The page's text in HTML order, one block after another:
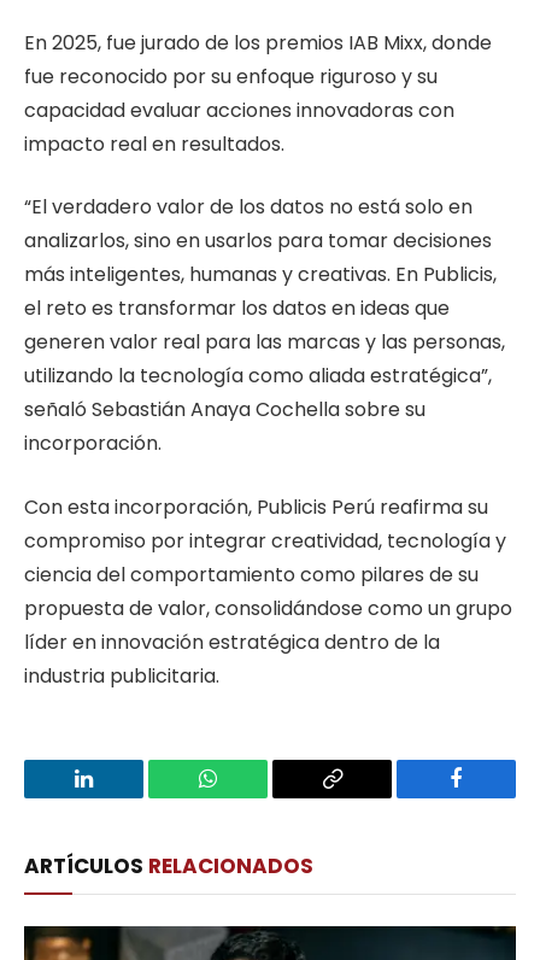
En 2025, fue jurado de los premios IAB Mixx, donde
fue reconocido por su enfoque riguroso y su
capacidad evaluar acciones innovadoras con
impacto real en resultados.
“El verdadero valor de los datos no está solo en
analizarlos, sino en usarlos para tomar decisiones
más inteligentes, humanas y creativas. En Publicis,
el reto es transformar los datos en ideas que
generen valor real para las marcas y las personas,
utilizando la tecnología como aliada estratégica”,
señaló Sebastián Anaya Cochella sobre su
incorporación.
Con esta incorporación, Publicis Perú reafirma su
compromiso por integrar creatividad, tecnología y
ciencia del comportamiento como pilares de su
propuesta de valor, consolidándose como un grupo
líder en innovación estratégica dentro de la
industria publicitaria.
LinkedIn WhatsApp
Copy
Facebook
ARTÍCULOS RELACIONADOS